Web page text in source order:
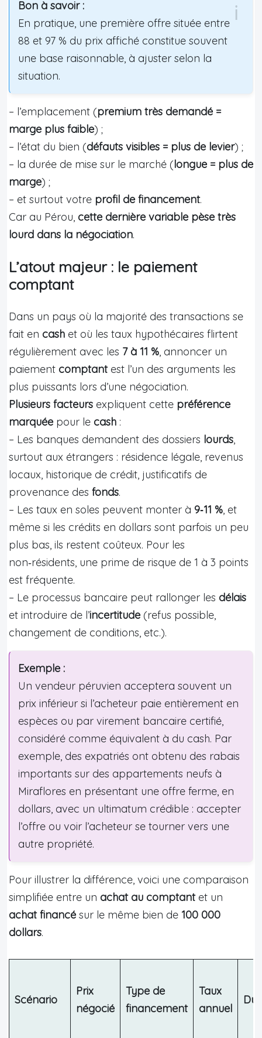
Bon à savoir :
En pratique, une première offre située entre
88 et 97 % du prix affiché constitue souvent
une base raisonnable, à ajuster selon la
situation.
– l’emplacement (premium très demandé =
marge plus faible) ;
– l’état du bien (défauts visibles = plus de levier) ;
– la durée de mise sur le marché (longue = plus de
marge) ;
– et surtout votre profil de financement.
Car au Pérou, cette dernière variable pèse très
lourd dans la négociation.
L’atout majeur : le paiement
comptant
Dans un pays où la majorité des transactions se
fait en cash et où les taux hypothécaires flirtent
régulièrement avec les 7 à 11 %, annoncer un
paiement comptantest l’un des arguments les
plus puissants lors d’une négociation.
Plusieurs facteurs expliquent cette préférence
marquée pour le cash :
– Les banques demandent des dossiers lourds,
surtout aux étrangers : résidence légale, revenus
locaux, historique de crédit, justificatifs de
provenance des fonds.
– Les taux en soles peuvent monter à 9‑11 %, et
même si les crédits en dollars sont parfois un peu
plus bas, ils restent coûteux. Pour les
non‑résidents, une prime de risque de 1 à 3 points
est fréquente.
– Le processus bancaire peut rallonger les délais
et introduire de l’incertitude (refus possible,
changement de conditions, etc.).
Exemple :
Un vendeur péruvien acceptera souvent un
prix inférieur si l’acheteur paie entièrement en
espèces ou par virement bancaire certifié,
considéré comme équivalent à du cash. Par
exemple, des expatriés ont obtenu des rabais
importants sur des appartements neufs à
Miraflores en présentant une offre ferme, en
dollars, avec un ultimatum crédible : accepter
l’offre ou voir l’acheteur se tourner vers une
autre propriété.
Pour illustrer la différence, voici une comparaison
simplifiée entre un achat au comptantet un
achat financé sur le même bien de 100 000
dollars.
Scénario
Prix
négocié
Type de
financement
Taux
annuel